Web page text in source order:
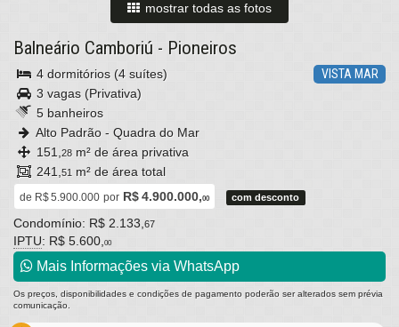
mostrar todas as fotos
Balneário Camboriú - Pioneiros
VISTA MAR
4 dormitórios (4 suítes)
3 vagas (Privativa)
5 banheiros
Alto Padrão - Quadra do Mar
151, 28 m² de área privativa
241, 51 m² de área total
de R$ 5.900.000 por R$ 4.900.000,00 com desconto
Condomínio: R$ 2.133, 67
IPTU: R$ 5.600, 00
Mais Informações via WhatsApp
Os preços, disponibilidades e condições de pagamento poderão ser alterados sem prévia
comunicação.